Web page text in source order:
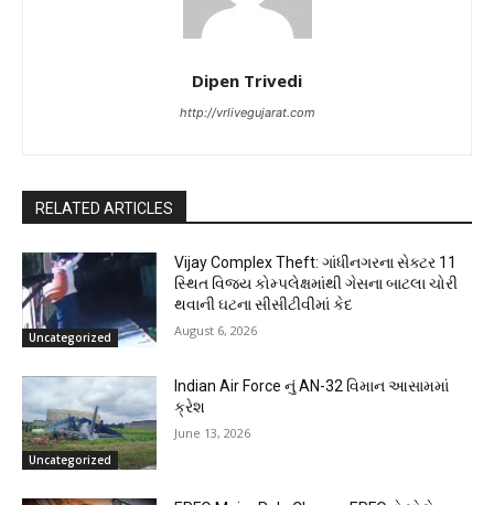
Dipen Trivedi
http://vrlivegujarat.com
RELATED ARTICLES
Uncategorized
Vijay Complex Theft: ગાંધીનગરના સેક્ટર 11
સ્થિત વિજય કોમ્પલેક્ષમાંથી ગેસના બાટલા ચોરી
થવાની ઘટના સીસીટીવીમાં કેદ
August 6, 2026
Uncategorized
Indian Air Force નું AN-32 વિમાન આસામમાં
ક્રેશ
June 13, 2026